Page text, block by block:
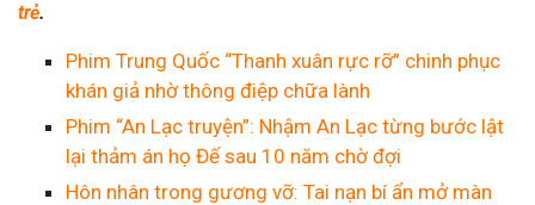
trẻ.
Phim Trung Quốc “Thanh xuân rực rỡ” chinh phục
khán giả nhờ thông điệp chữa lành
Phim “An Lạc truyện”: Nhậm An Lạc từng bước lật
lại thảm án họ Đế sau 10 năm chờ đợi
Hôn nhân trong gương vỡ: Tai nạn bí ẩn mở màn